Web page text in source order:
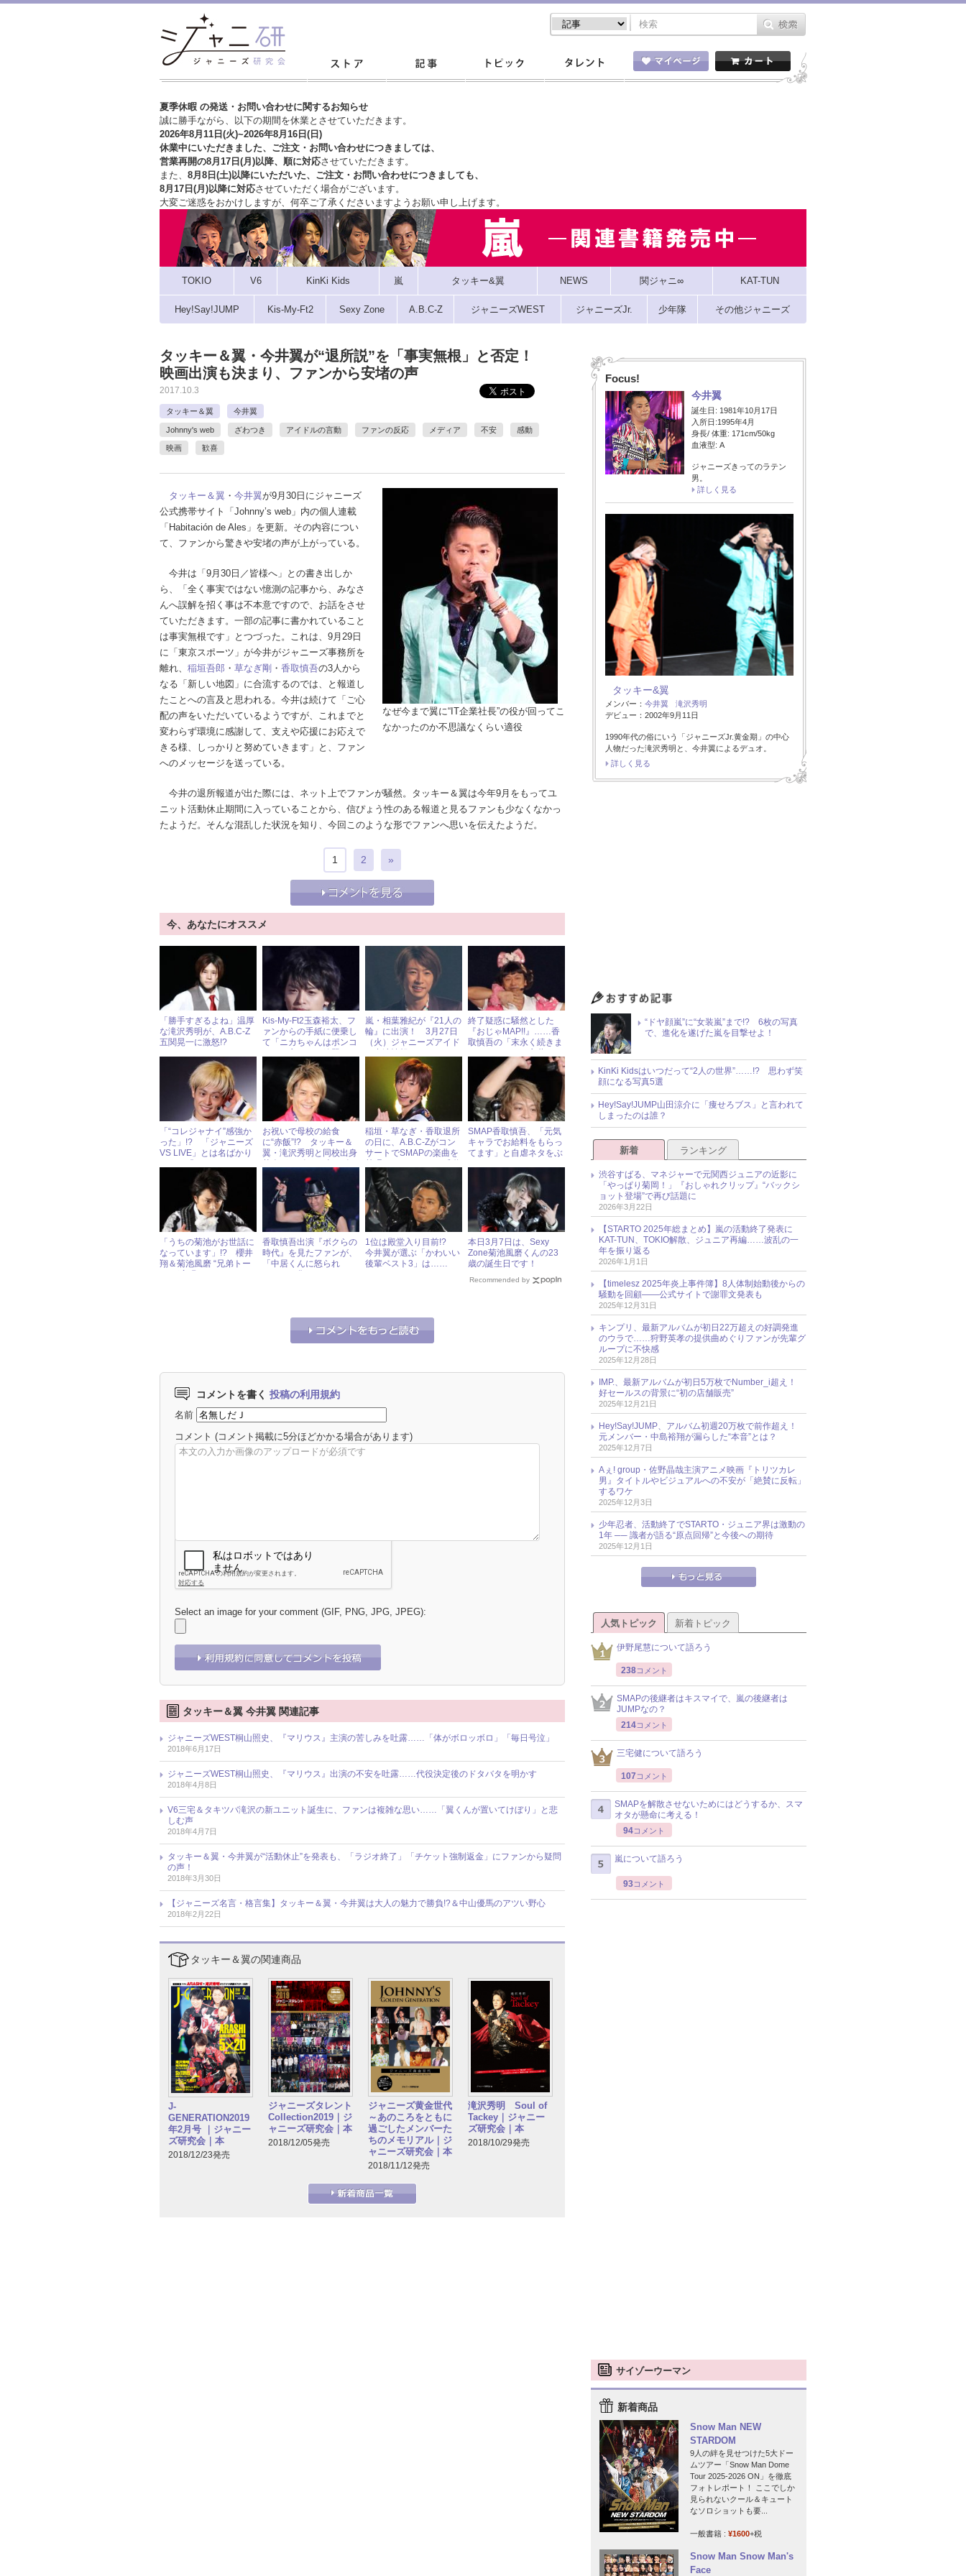
夏季休暇 の発送・お問い合わせに関するお知らせ
誠に勝手ながら、以下の期間を休業とさせていただきます。
2026年8月11日(火)~2026年8月16日(日)
休業中にいただきました、ご注文・お問い合わせにつきましては、
営業再開の8月17日(月)以降、順に対応させていただきます。
また、 8月8日(土)以降にいただいた、ご注文・ お問い合わせにつきましても、
8月17日(月)以降に対応させていただく場合がございます。
大変ご迷惑をおかけしますが、 何卒ご了承くださいますようお願い申し上げます。
TOKIO V6 KinKi Kids 嵐 タッキー&翼 NEWS 関ジャニ∞ KAT-TUN
Hey!Say!JUMP Kis-My-Ft2 Sexy Zone A.B.C-Z ジャニーズWEST ジャニーズJr. 少年隊 その他ジャニーズ
タッキー＆翼・今井翼が“退所説”を「事実無根」と否定！
映画出演も決まり、ファンから安堵の声
2017.10.3
タッキー＆翼 今井翼
Johnny's web ざわつき アイドルの言動 ファンの反応 メディア 不安 感動
映画 歓喜
なぜ今まで翼に“IT企業社長”の役が回ってこ
なかったのか不思議なくらい適役
タッキー＆翼 ・ 今井翼が9月30日にジャニーズ
公式携帯サイト「Johnny’s web」内の個人連載
「Habitación de Ales」を更新。その内容につい
て、ファンから驚きや安堵の声が上がっている。
今井は「9月30日／皆様へ」との書き出しか
ら、「全く事実ではない憶測の記事から、みなさ
んへ誤解を招く事は不本意ですので、お話をさせ
ていただきます。一部の記事に書かれていること
は事実無根です」とつづった。これは、9月29日
に「東京スポーツ」が今井がジャニーズ事務所を
離れ、 稲垣吾郎 ・ 草なぎ剛 ・ 香取慎吾の3人から
なる「新しい地図」に合流するのでは、と報道し
たことへの言及と思われる。今井は続けて「ご心
配の声をいただいているようですが、これまでと
変わらず環境に感謝して、支えや応援にお応えで
きる様、しっかりと努めていきます」と、ファン
へのメッセージを送っている。
今井の退所報道が出た際には、ネット上でファンが騒然。タッキー＆翼は今年9月をもってユ
ニット活動休止期間に入っていることから、信ぴょう性のある報道と見るファンも少なくなかっ
たようだ。そんな混乱した状況を知り、今回このような形でファンへ思いを伝えたようだ。
1 2 »
今、あなたにオススメ
「勝手すぎるよね」温厚
な滝沢秀明が、A.B.C-Z
五関晃一に激怒!?
Kis-My-Ft2玉森裕太、フ
ァンからの手紙に便乗し
て「ニカちゃんはポンコ
嵐・相葉雅紀が『21人の
輪』に出演！ 3月27日
（火）ジャニーズアイド
終了疑惑に騒然とした
『おじゃMAP!!』……香
取慎吾の「末永く続きま
ァン安堵！
「“コレジャナイ”感強か
った」!? 「ジャニーズ
VS LIVE」とは名ばかり
お祝いで母校の給食
に“赤飯”!? タッキー＆
翼・滝沢秀明と同校出身
ードを披露!!
稲垣・草なぎ・香取退所
の日に、A.B.C-Zがコン
サートでSMAPの楽曲を
の声続出
SMAP香取慎吾、「元気
キャラでお給料をもらっ
てます」と自虐ネタをぶ
「うちの菊池がお世話に
なっています」!? 櫻井
翔＆菊池風磨 “兄弟トー
香取慎吾出演『ボクらの
時代』を見たファンが、
「中居くんに怒られ
1位は殿堂入り目前!?
今井翼が選ぶ「かわいい
後輩ベスト3」は……
本日3月7日は、Sexy
Zone菊池風磨くんの23
歳の誕生日です！
Recommended by
コメントを書く 投稿の利用規約
名前
コメント (コメント掲載に5分ほどかかる場合があります)
Select an image for your comment (GIF, PNG, JPG, JPEG):
タッキー＆翼 今井翼 関連記事
ジャニーズWEST桐山照史、『マリウス』主演の苦しみを吐露……「体がボロッボロ」「毎日号泣」
2018年6月17日
ジャニーズWEST桐山照史、『マリウス』出演の不安を吐露……代役決定後のドタバタを明かす
2018年4月8日
V6三宅＆タキツバ滝沢の新ユニット誕生に、ファンは複雑な思い……「翼くんが置いてけぼり」と悲
しむ声
2018年4月7日
タッキー＆翼・今井翼が“活動休止”を発表も、「ラジオ終了」「チケット強制返金」にファンから疑問
の声！
2018年3月30日
【ジャニーズ名言・格言集】タッキー＆翼・今井翼は大人の魅力で勝負!?＆中山優馬のアツい野心
2018年2月22日
タッキー＆翼の関連商品
J-
GENERATION2019
年2月号 ｜ジャニー
ズ研究会｜本
2018/12/23発売
ジャニーズタレント
Collection2019｜ジ
ャニーズ研究会｜本
2018/12/05発売
ジャニーズ黄金世代
～あのころをともに
過ごしたメンバーた
ちのメモリアル｜ジ
ャニーズ研究会｜本
2018/11/12発売
滝沢秀明 Soul of
Tackey｜ジャニー
ズ研究会｜本
2018/10/29発売
Focus!
今井翼
誕生日: 1981年10月17日
入所日:1995年4月
身長/ 体重: 171cm/50kg
血液型: A
ジャニーズきってのラテン
男。
詳しく見る
タッキー&翼
メンバー： 今井翼
滝沢秀明
デビュー：2002年9月11日
1990年代の俗にいう「ジャニーズJr.黄金期」の中心
人物だった滝沢秀明と、今井翼によるデュオ。
詳しく見る
“ドヤ顔嵐”に“女装嵐”まで!? 6枚の写真
で、進化を遂げた嵐を目撃せよ！
KinKi Kidsはいつだって“2人の世界”……!? 思わず笑
顔になる写真5選
Hey!Say!JUMP山田涼介に「痩せろブス」と言われて
しまったのは誰？
新着 ランキング
渋谷すばる、マネジャーで元関西ジュニアの近影に
「やっぱり菊岡！」『おしゃれクリップ』“バックシ
ョット登場”で再び話題に
2026年3月22日
【STARTO 2025年総まとめ】嵐の活動終了発表に
KAT-TUN、TOKIO解散、ジュニア再編……波乱の一
年を振り返る
2026年1月1日
【timelesz 2025年炎上事件簿】8人体制始動後からの
騒動を回顧――公式サイトで謝罪文発表も
2025年12月31日
キンプリ、最新アルバムが初日22万超えの好調発進
のウラで……狩野英孝の提供曲めぐりファンが先輩グ
ループに不快感
2025年12月28日
IMP.、最新アルバムが初日5万枚でNumber_i超え！
好セールスの背景に“初の店舗販売”
2025年12月21日
Hey!Say!JUMP、アルバム初週20万枚で前作超え！
元メンバー・中島裕翔が漏らした“本音”とは？
2025年12月7日
Aぇ! group・佐野晶哉主演アニメ映画『トリツカレ
男』タイトルやビジュアルへの不安が「絶賛に反転」
するワケ
2025年12月3日
少年忍者、活動終了でSTARTO・ジュニア界は激動の
1年 ── 識者が語る“原点回帰”と今後への期待
2025年12月1日
人気トピック 新着トピック
伊野尾慧について語ろう
238コメント
SMAPの後継者はキスマイで、嵐の後継者は
JUMPなの？
214コメント
三宅健について語ろう
107 コメント
SMAPを解散させないためにはどうするか、スマ
オタが懸命に考える！
94コメント
嵐について語ろう
93コメント
サイゾーウーマン
新着商品
Snow Man NEW
STARDOM
9人の絆を見せつけた5大ドー
ムツアー「Snow Man Dome
Tour 2025-2026 ON」を徹底
フォトレポート！ ここでしか
見られないクール＆キュート
なソロショットも要...
一般書籍 : ¥1600+税
Snow Man Snow Man's
Face